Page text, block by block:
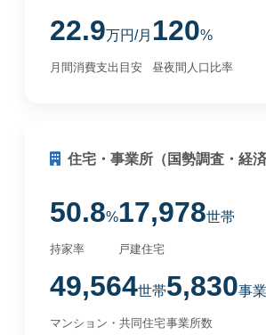
22.9万円/月
月間消費支出目安
120%
昼夜間人口比率
住宅・事業所（国勢調査・経済
50.8%
持家率
17,978世帯
戸建住宅
49,564世帯
マンション・共同住宅
5,830事
事業所数